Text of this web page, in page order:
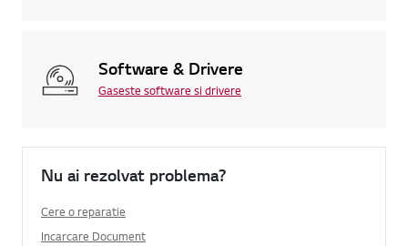
Software & Drivere
Gaseste software si drivere
Nu ai rezolvat problema?
Cere o reparatie
Incarcare Document